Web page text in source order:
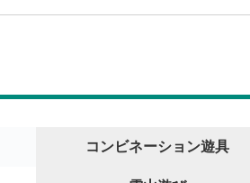
コンビネーション遊具